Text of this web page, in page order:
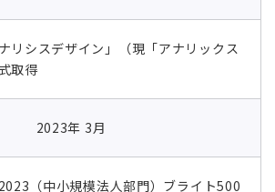
リシスデザイン」（現「アナリックス
取得
2023年 3月
（中小規模法人部門）ブライト500